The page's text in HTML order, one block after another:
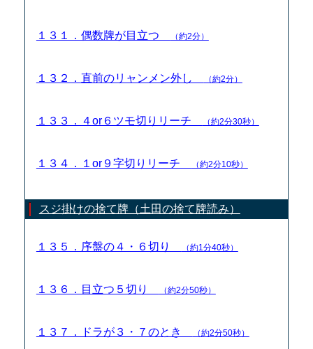
１３１．偶数牌が目立つ （約2分）
１３２．直前のリャンメン外し （約2分）
１３３．４or６ツモ切りリーチ （約2分30秒）
１３４．１or９字切りリーチ （約2分10秒）
スジ掛けの捨て牌（土田の捨て牌読み）
１３５．序盤の４・６切り （約1分40秒）
１３６．目立つ５切り （約2分50秒）
１３７．ドラが３・７のとき （約2分50秒）